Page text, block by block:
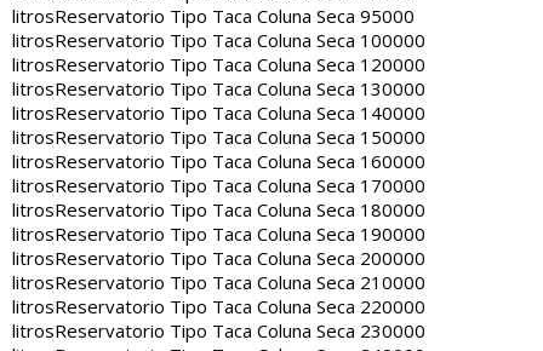
litrosReservatorio Tipo Taca Coluna Seca 95000
litrosReservatorio Tipo Taca Coluna Seca 100000
litrosReservatorio Tipo Taca Coluna Seca 120000
litrosReservatorio Tipo Taca Coluna Seca 130000
litrosReservatorio Tipo Taca Coluna Seca 140000
litrosReservatorio Tipo Taca Coluna Seca 150000
litrosReservatorio Tipo Taca Coluna Seca 160000
litrosReservatorio Tipo Taca Coluna Seca 170000
litrosReservatorio Tipo Taca Coluna Seca 180000
litrosReservatorio Tipo Taca Coluna Seca 190000
litrosReservatorio Tipo Taca Coluna Seca 200000
litrosReservatorio Tipo Taca Coluna Seca 210000
litrosReservatorio Tipo Taca Coluna Seca 220000
litrosReservatorio Tipo Taca Coluna Seca 230000